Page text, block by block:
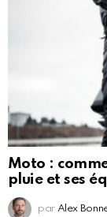
Moto :
pluie et ses
par Alex